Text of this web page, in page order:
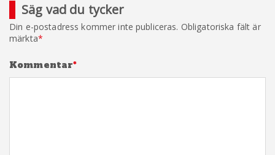
Säg vad du tycker
Din e-postadress kommer inte publiceras. Obligatoriska fält är
märkta*
Kommentar*